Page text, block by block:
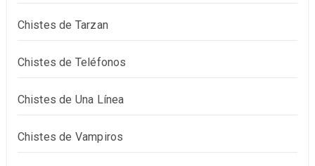
Chistes de Tarzan
Chistes de Teléfonos
Chistes de Una Línea
Chistes de Vampiros